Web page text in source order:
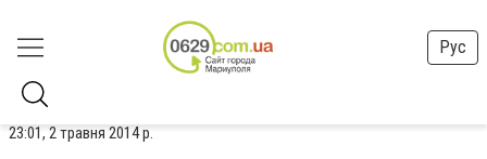
Рус
23:01, 2 травня 2014 р.